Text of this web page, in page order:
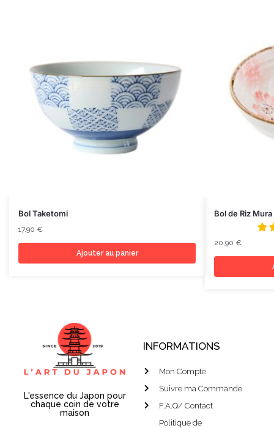
Bol Taketomi
17,90 €
Ajouter au panier
Bol de Riz Mura
20,90 €
L'essence du Japon pour
chaque coin de votre
maison
INFORMATIONS
Mon Compte
Suivre ma Commande
F.A.Q/ Contact
Politique de